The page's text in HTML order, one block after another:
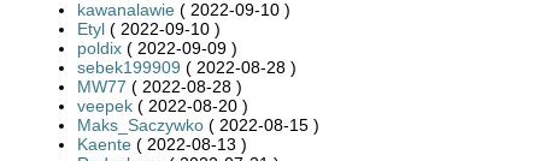
kawanalawie ( 2022-09-10 )
Etyl ( 2022-09-10 )
poldix ( 2022-09-09 )
sebek199909 ( 2022-08-28 )
MW77 ( 2022-08-28 )
veepek ( 2022-08-20 )
Maks_Saczywko ( 2022-08-15 )
Kaente ( 2022-08-13 )